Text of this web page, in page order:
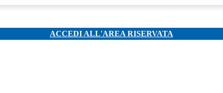
ACCEDI ALL'AREA RISERVATA